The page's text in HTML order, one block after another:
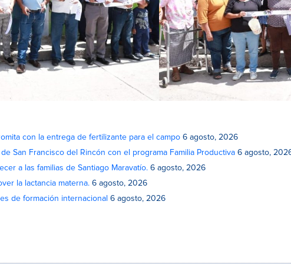
con la entrega de fertilizante para el campo 6 agosto, 2026
San Francisco del Rincón con el programa Familia Productiva 6 agosto,
a las familias de Santiago Maravatío. 6 agosto, 2026
la lactancia materna. 6 agosto, 2026
de formación internacional 6 agosto, 2026